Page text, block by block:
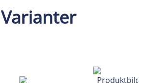
Varianter